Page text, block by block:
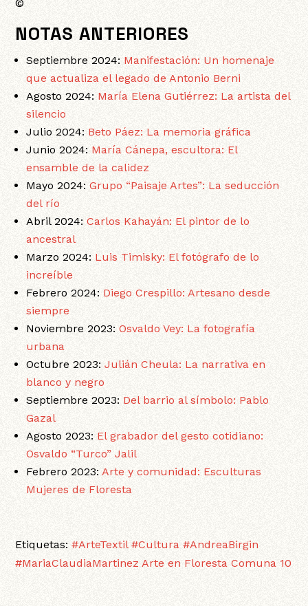
©
NOTAS ANTERIORES
Septiembre 2024: Manifestación: Un homenaje
que actualiza el legado de Antonio Berni
Agosto 2024: María Elena Gutiérrez: La artista del
silencio
Julio 2024: Beto Páez: La memoria gráfica
Junio 2024: María Cánepa, escultora: El
ensamble de la calidez
Mayo 2024:Grupo “Paisaje Artes”: La seducción
del río
Abril 2024:Carlos Kahayán: El pintor de lo
ancestral
Marzo 2024: Luis Timisky: El fotógrafo de lo
increíble
Febrero 2024: Diego Crespillo: Artesano desde
siempre
Noviembre 2023:Osvaldo Vey: La fotografía
urbana
Octubre 2023:Julián Cheula: La narrativa en
blanco y negro
Septiembre 2023: Del barrio al símbolo: Pablo
Gazal
Agosto 2023: El grabador del gesto cotidiano:
Osvaldo “Turco” Jalil
Febrero 2023: Arte y comunidad: Esculturas
Mujeres de Floresta
Etiquetas:#ArteTextil #Cultura #AndreaBirgin
#MariaClaudiaMartinez Arte en Floresta Comuna 10